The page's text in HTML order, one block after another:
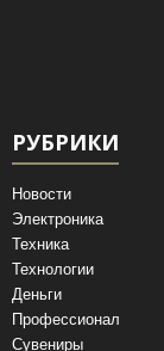
РУБРИКИ
Новости
Электроника
Техника
Технологии
Деньги
Профессионал
Сувениры